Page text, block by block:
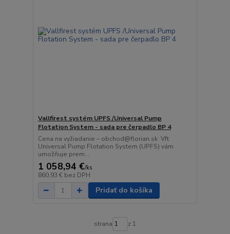
Vallfirest systém UPFS /Universal Pump
Flotation System - sada pre čerpadlo BP 4
Cena na vyžiadanie – obchod@florian.sk Vft
Universal Pump Flotation System (UPFS) vám
umožňuje prem...
1 058,94 €/ks
860,93 € bez DPH
Pridať do košíka
strana z 1